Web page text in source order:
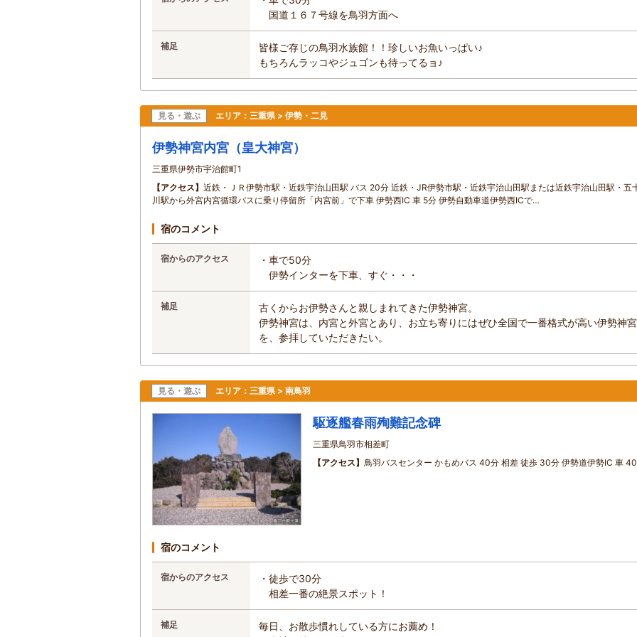
国道１６７号線を鳥羽方面へ
補足
皆様ご存じの鳥羽水族館！！珍しいお魚いっぱい♪
もちろんラッコやジュゴンも待ってるョ♪
見る・遊ぶ エリア： 三重県 > 伊勢・二見
伊勢神宮内宮（皇大神宮）
三重県伊勢市宇治館町1
【アクセス】 近鉄・ＪＲ伊勢市駅・近鉄宇治山田駅 バス 20分 近鉄・JR伊勢市駅・近鉄宇治山田駅または近鉄宇治山田駅・五
川駅から外宮内宮循環バスに乗り停留所「内宮前」で下車 伊勢西IC 車 5分 伊勢自動車道伊勢西ICで…
宿のコメント
宿からのアクセス
・車で50分
伊勢インターを下車、すぐ・・・
補足
古くからお伊勢さんと親しまれてきた伊勢神宮。
伊勢神宮は、内宮と外宮とあり、お立ち寄りにはぜひ全国で一番格式が高い伊勢神宮
を、参拝していただきたい。
見る・遊ぶ エリア： 三重県 > 南鳥羽
駆逐艦春雨殉難記念碑
三重県鳥羽市相差町
【アクセス】 鳥羽バスセンター かもめバス 40分 相差 徒歩 30分 伊勢道伊勢IC 車
宿のコメント
宿からのアクセス
・徒歩で30分
相差一番の絶景スポット！
補足
毎日、お散歩慣れしている方にお薦め！